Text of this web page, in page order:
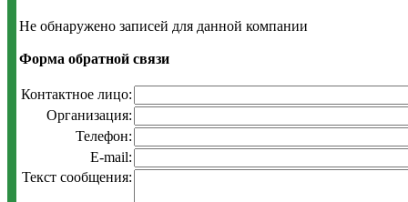
Не обнаружено записей для данной компании
Форма обратной связи
Контактное лицо:
Организация:
Телефон:
E-mail:
Текст сообщения: